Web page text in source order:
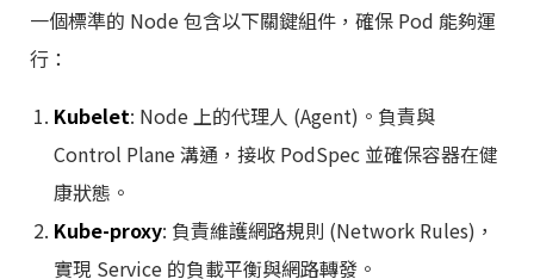
一個標準的 Node 包含以下關鍵組件，確保 Pod 能夠運
行：
Kubelet: Node 上的代理人 (Agent)。負責與
Control Plane 溝通，接收 PodSpec 並確保容器在健
康狀態。
Kube-proxy: 負責維護網路規則 (Network Rules)，
實現 Service 的負載平衡與網路轉發。